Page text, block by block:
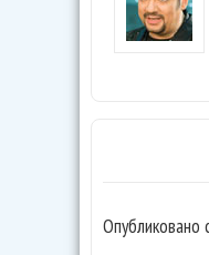
Опубликовано